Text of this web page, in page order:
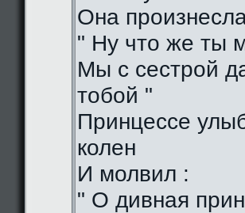
Она
" Ну что же ты
Мы с сестрой
тобой "
Принцессе
колен
И молвил :
" О дивная